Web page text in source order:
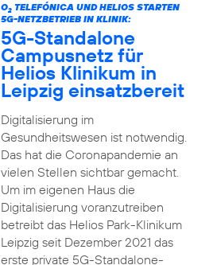
O2TELEFÓNICA UND HELIOS STARTEN
5G-NETZBETRIEB IN KLINIK:
5G-Standalone
Campusnetz für
Helios Klinikum in
Leipzig einsatzbereit
Digitalisierung im
Gesundheitswesen ist notwendig.
Das hat die Coronapandemie an
vielen Stellen sichtbar gemacht.
Um im eigenen Haus die
Digitalisierung voranzutreiben
betreibt das Helios Park-Klinikum
Leipzig seit Dezember 2021 das
erste private 5G-Standalone-